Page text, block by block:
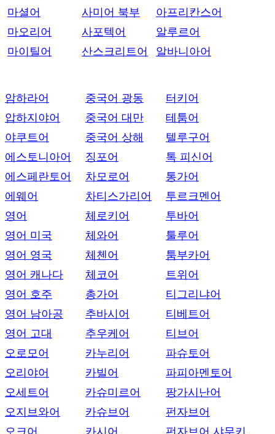
마셜어
마오리어
마이틸어
사미어 북부
사포텍어
산스크리트어
아프리칸스어
알루르어
알바니아어
암하라어
압하지야어
야쿠트어
에스토니아어
에스페란토어
에웨어
영어
영어 미국
영어 영국
영어 캐나다
영어 호주
영어 남아공
영어 고대
오로모어
오리야어
오세트어
오지브와어
오크어
중국어 광동
중국어 대만
중국어 상해
징포어
차모로어
차티스가리어
체로키어
체와어
체첸어
체코어
총가어
추바시어
추우케어
카누리어
카빌어
카슈미르어
카슈브어
카시어
터키어
테툼어
텔루구어
톡 피신어
통가어
투르크멘어
투바어
툴루어
툼부카어
트위어
티그리냐어
티베트어
티브어
파슈토어
파피아멘토어
팡가시난어
펀자브어
펀자브어 샤무키